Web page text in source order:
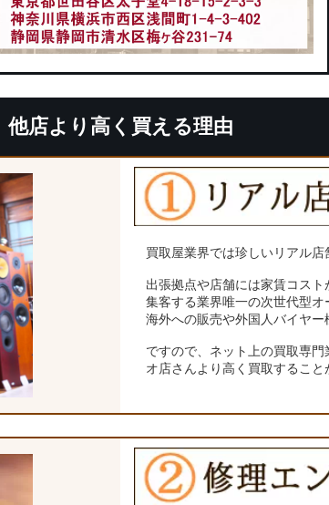
他店より高く買える理由
買取屋業界では珍しいリアル店
出張拠点や店舗には家賃コス
集客する業界唯一の次世代型オ
海外への販売や外国人バイヤー
ですので、ネット上の買取専
オ店さんより高く買取すること